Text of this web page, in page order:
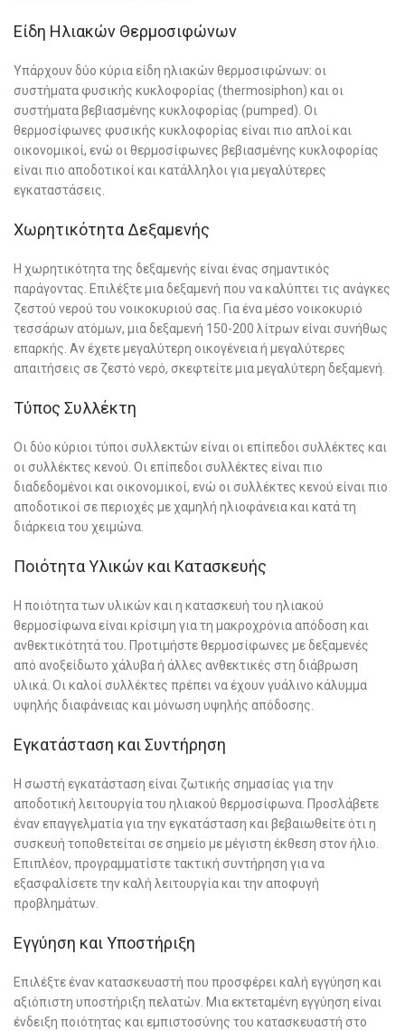
Είδη Ηλιακών Θερμοσιφώνων
Υπάρχουν δύο κύρια είδη ηλιακών θερμοσιφώνων: οι
συστήματα φυσικής κυκλοφορίας (thermosiphon) και οι
συστήματα βεβιασμένης κυκλοφορίας (pumped). Οι
θερμοσίφωνες φυσικής κυκλοφορίας είναι πιο απλοί και
οικονομικοί, ενώ οι θερμοσίφωνες βεβιασμένης κυκλοφορίας
είναι πιο αποδοτικοί και κατάλληλοι για μεγαλύτερες
εγκαταστάσεις.
Χωρητικότητα Δεξαμενής
Η χωρητικότητα της δεξαμενής είναι ένας σημαντικός
παράγοντας. Επιλέξτε μια δεξαμενή που να καλύπτει τις ανάγκες
ζεστού νερού του νοικοκυριού σας. Για ένα μέσο νοικοκυριό
τεσσάρων ατόμων, μια δεξαμενή 150-200 λίτρων είναι συνήθως
επαρκής. Αν έχετε μεγαλύτερη οικογένεια ή μεγαλύτερες
απαιτήσεις σε ζεστό νερό, σκεφτείτε μια μεγαλύτερη δεξαμενή.
Τύπος Συλλέκτη
Οι δύο κύριοι τύποι συλλεκτών είναι οι επίπεδοι συλλέκτες και
οι συλλέκτες κενού. Οι επίπεδοι συλλέκτες είναι πιο
διαδεδομένοι και οικονομικοί, ενώ οι συλλέκτες κενού είναι πιο
αποδοτικοί σε περιοχές με χαμηλή ηλιοφάνεια και κατά τη
διάρκεια του χειμώνα.
Ποιότητα Υλικών και Κατασκευής
Η ποιότητα των υλικών και η κατασκευή του ηλιακού
θερμοσίφωνα είναι κρίσιμη για τη μακροχρόνια απόδοση και
ανθεκτικότητά του. Προτιμήστε θερμοσίφωνες με δεξαμενές
από ανοξείδωτο χάλυβα ή άλλες ανθεκτικές στη διάβρωση
υλικά. Οι καλοί συλλέκτες πρέπει να έχουν γυάλινο κάλυμμα
υψηλής διαφάνειας και μόνωση υψηλής απόδοσης.
Εγκατάσταση και Συντήρηση
Η σωστή εγκατάσταση είναι ζωτικής σημασίας για την
αποδοτική λειτουργία του ηλιακού θερμοσίφωνα. Προσλάβετε
έναν επαγγελματία για την εγκατάσταση και βεβαιωθείτε ότι η
συσκευή τοποθετείται σε σημείο με μέγιστη έκθεση στον ήλιο.
Επιπλέον, προγραμματίστε τακτική συντήρηση για να
εξασφαλίσετε την καλή λειτουργία και την αποφυγή
προβλημάτων.
Εγγύηση και Υποστήριξη
Επιλέξτε έναν κατασκευαστή που προσφέρει καλή εγγύηση και
αξιόπιστη υποστήριξη πελατών. Μια εκτεταμένη εγγύηση είναι
ένδειξη ποιότητας και εμπιστοσύνης του κατασκευαστή στο